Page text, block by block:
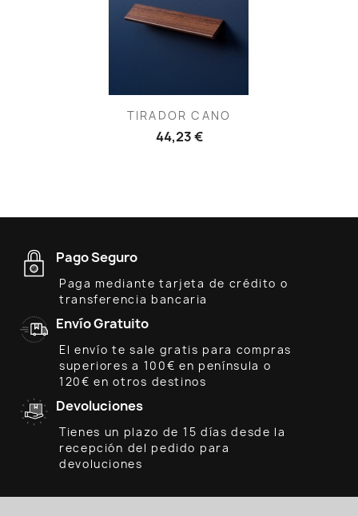
TIRADOR CANO
44,23 €
Pago Seguro
Paga mediante tarjeta de crédito o
transferencia bancaria
Envío Gratuito
El envío te sale gratis para compras
superiores a 100€ en península o
120€ en otros destinos
Devoluciones
Tienes un plazo de 15 días desde la
recepción del pedido para
devoluciones